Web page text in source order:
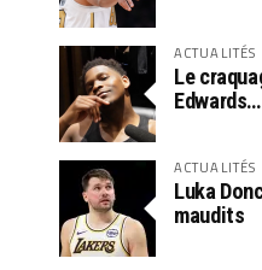
ACTUALITÉS
Le
Edwards…
ACTUALITÉS
Luka
maudits